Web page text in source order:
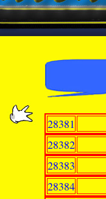
28381
28382
28383
28384